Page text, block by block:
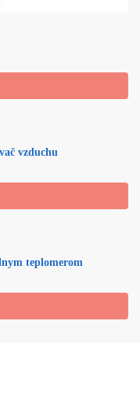
vzduchu
teplomerom